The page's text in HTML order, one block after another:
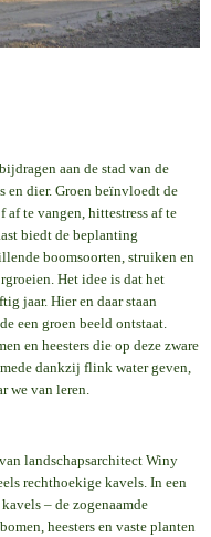
aan de stad van de
en dier. Groen beïnvloedt de
af te vangen, hittestress af te
biedt de beplanting
boomsoorten, struiken en
Het idee is dat het
jaar. Hier en daar staan
een groen beeld ontstaat.
en heesters die op deze zware
dankzij flink water geven,
we van leren.
landschapsarchitect Winy
rechthoekige kavels. In een
– de zogenaamde
heesters en vaste planten